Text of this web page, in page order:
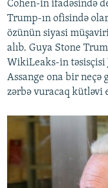
Cohen-in ifadəsində
Trump-ın ofisində
özünün siyasi
alıb. Guya Stone
WikiLeaks-in təsisçisi
Assange ona bir neçə
zərbə vuracaq kütləvi